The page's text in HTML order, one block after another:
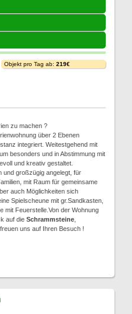
Objekt pro Tag ab: 219€
zu machen ?
über 2 Ebenen
integriert. Weitestgehend mit
besonders und in Abstimmung mit
und kreativ gestaltet.
und großzügig angelegt, für
mit Raum für gemeinsame
auch Möglichkeiten sich
Spielscheune mit gr.Sandkasten,
mit Feuerstelle.Von der Wohnung
auf die Schrammsteine
uns auf Ihren Besuch !